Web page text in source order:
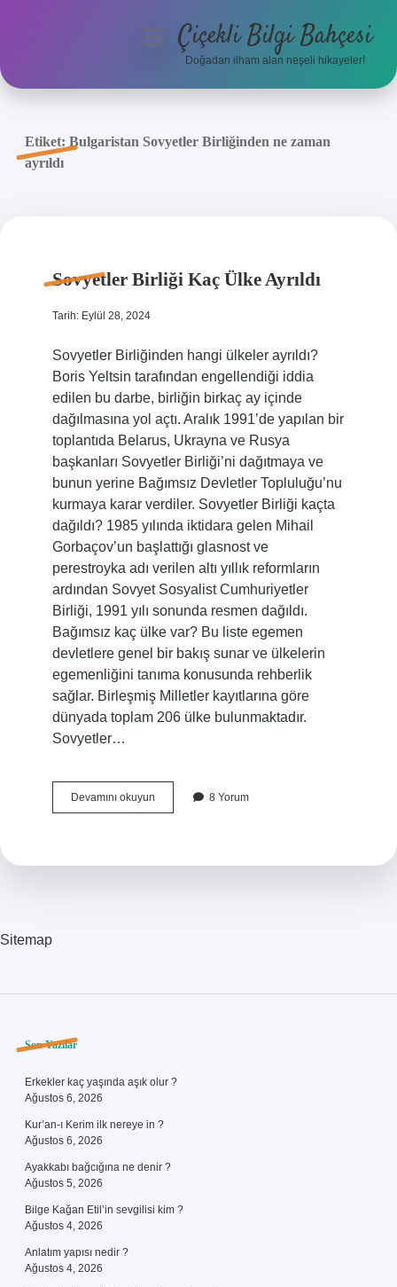
Anasayfa
Yasal Uyarı
menüyüÇiçekli Bilgi Bahçesi
Doğadan ilham alan neşeli hikayeler!
Etiket: Bulgaristan Sovyetler Birliğinden ne zaman
ayrıldı
Sovyetler Birliği Kaç Ülke Ayrıldı
Tarih: Eylül 28, 2024
Sovyetler Birliğinden hangi ülkeler ayrıldı?
Boris Yeltsin tarafından engellendiği iddia
edilen bu darbe, birliğin birkaç ay içinde
dağılmasına yol açtı. Aralık 1991’de yapılan bir
toplantıda Belarus, Ukrayna ve Rusya
başkanları Sovyetler Birliği’ni dağıtmaya ve
bunun yerine Bağımsız Devletler Topluluğu’nu
kurmaya karar verdiler. Sovyetler Birliği kaçta
dağıldı? 1985 yılında iktidara gelen Mihail
Gorbaçov’un başlattığı glasnost ve
perestroyka adı verilen altı yıllık reformların
ardından Sovyet Sosyalist Cumhuriyetler
Birliği, 1991 yılı sonunda resmen dağıldı.
Bağımsız kaç ülke var? Bu liste egemen
devletlere genel bir bakış sunar ve ülkelerin
egemenliğini tanıma konusunda rehberlik
sağlar. Birleşmiş Milletler kayıtlarına göre
dünyada toplam 206 ülke bulunmaktadır.
Sovyetler…
Devamını okuyunSovyetler
Birliği
8 Yorum
Sitemap
Sidebar
Son Yazılar
Erkekler kaç yaşında aşık olur ?
Ağustos 6, 2026
Kur’an-ı Kerim ilk nereye in ?
Ağustos 6, 2026
Ayakkabı bağcığına ne denir ?
Ağustos 5, 2026
Bilge Kağan Etil’in sevgilisi kim ?
Ağustos 4, 2026
Anlatım yapısı nedir ?
Ağustos 4, 2026